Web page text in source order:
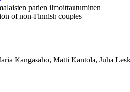
parien ilmoittautuminen
of non-Finnish couples
Kangasaho, Matti Kantola, Juha